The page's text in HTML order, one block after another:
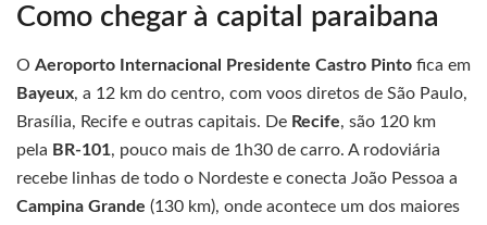
Como chegar à capital paraibana
O Aeroporto Internacional Presidente Castro Pinto fica em
Bayeux, a 12 km do centro, com voos diretos de São Paulo,
Brasília, Recife e outras capitais. De Recife, são 120 km
pela BR-101, pouco mais de 1h30 de carro. A rodoviária
recebe linhas de todo o Nordeste e conecta João Pessoa a
Campina Grande (130 km), onde acontece um dos maiores